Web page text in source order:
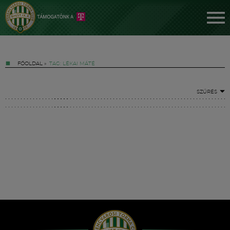
FŐOLDAL » TAG: LÉKAI MÁTÉ
SZŰRÉS
Hírek